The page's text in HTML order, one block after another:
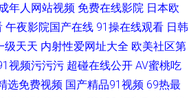
成年人网站视频 免费在线影院 日本欧
午夜影院国产在线 91操在线观看 日韩
级天天 内射性爱网址大全 欧美社区第
视频污污污 超碰在线公开 AV蜜桃吃
选免费视频 国产精品91视频 69热最